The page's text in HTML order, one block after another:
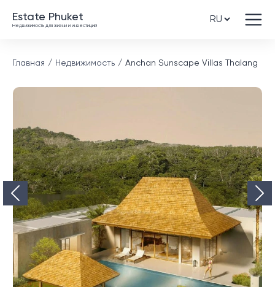
Estate Phuket
Недвижимость для жизни и инвестиций
Главная Недвижимость Anchan Sunscape Villas Thalang